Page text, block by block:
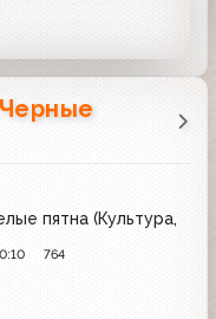
Черные
пятна (Культура,
764